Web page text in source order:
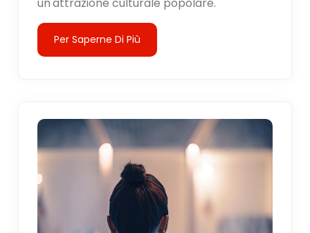
Per Saperne Di Più